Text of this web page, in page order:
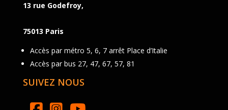
13 rue Godefroy,
75013 Paris
Accès par métro 5, 6, 7 arrêt Place d’Italie
Accès par bus 27, 47, 67, 57, 81
SUIVEZ NOUS